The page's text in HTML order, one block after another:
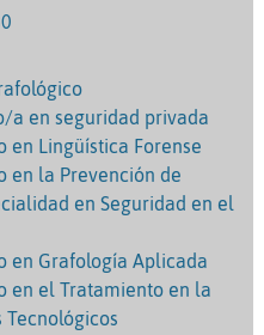
a en seguridad privada
en Lingüística Forense
en la Prevención de
en Seguridad en el
en Grafología Aplicada
en el Tratamiento en la